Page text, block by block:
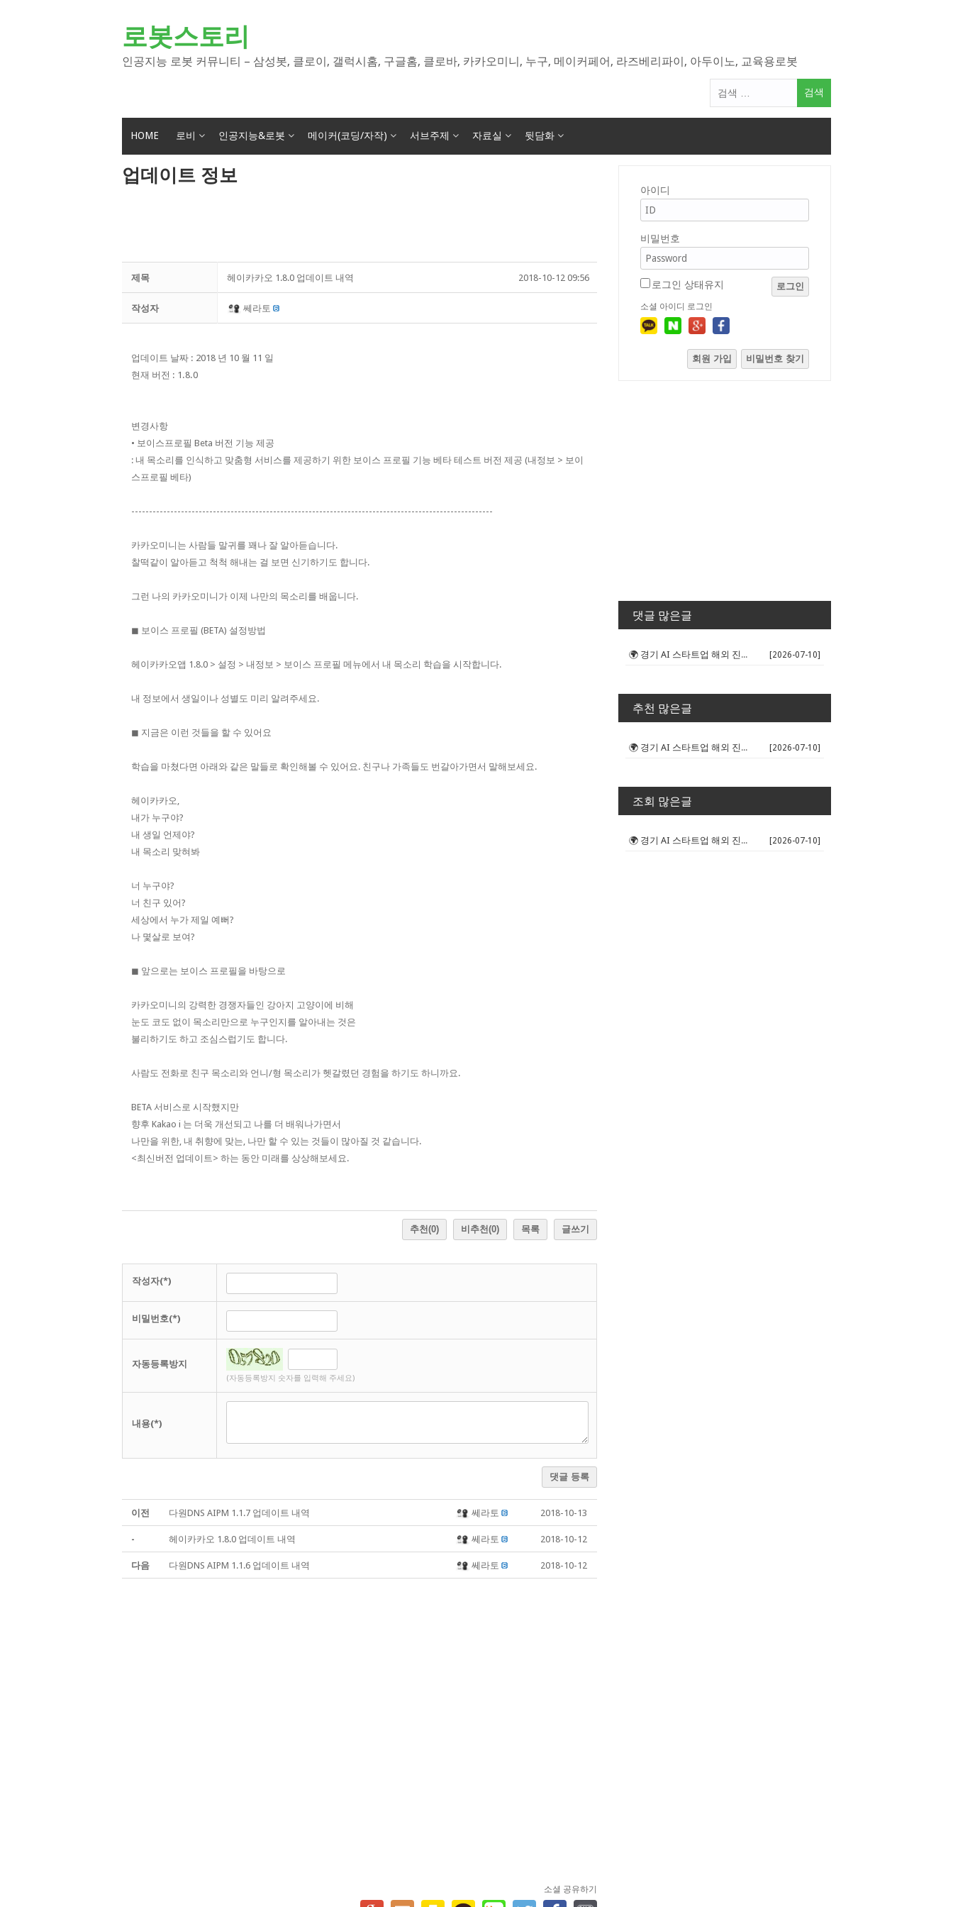
로봇스토리
인공지능 로봇 커뮤니티 – 삼성봇, 클로이, 갤럭시홈, 구글홈, 클로바, 카카오미니, 누구, 메이커페어, 라즈베리파이, 아두이노, 교육용로봇
색
HOME 로비 인공지능&로봇 메이커(코딩/자작) 서브주제 자료실 뒷담화
업데이트 정보
제목 헤이카카오 1.8.0 업데이트 내역 2018-10-12 09:56
작성자 쎄라토
업데이트 날짜 : 2018 년 10 월 11 일
현재 버전 : 1.8.0
변경사항
• 보이스프로필 Beta 버전 기능 제공
: 내 목소리를 인식하고 맞춤형 서비스를 제공하기 위한 보이스 프로필 기능 베타 테스트 버전 제공 (내정보 > 보이
스프로필 베타)
------------------------------------------------------------------------------------------------------
카카오미니는 사람들 말귀를 꽤나 잘 알아듣습니다.
찰떡같이 알아듣고 척척 해내는 걸 보면 신기하기도 합니다.
그런 나의 카카오미니가 이제 나만의 목소리를 배웁니다.
◼︎ 보이스 프로필 (BETA) 설정방법
헤이카카오앱 1.8.0 > 설정 > 내정보 > 보이스 프로필 메뉴에서 내 목소리 학습을 시작합니다.
내 정보에서 생일이나 성별도 미리 알려주세요.
◼︎ 지금은 이런 것들을 할 수 있어요
학습을 마쳤다면 아래와 같은 말들로 확인해볼 수 있어요. 친구나 가족들도 번갈아가면서 말해보세요.
헤이카카오,
내가 누구야?
내 생일 언제야?
내 목소리 맞혀봐
너 누구야?
너 친구 있어?
세상에서 누가 제일 예뻐?
나 몇살로 보여?
◼︎ 앞으로는 보이스 프로필을 바탕으로
카카오미니의 강력한 경쟁자들인 강아지 고양이에 비해
눈도 코도 없이 목소리만으로 누구인지를 알아내는 것은
불리하기도 하고 조심스럽기도 합니다.
사람도 전화로 친구 목소리와 언니/형 목소리가 헷갈렸던 경험을 하기도 하니까요.
BETA 서비스로 시작했지만
향후 Kakao i 는 더욱 개선되고 나를 더 배워나가면서
나만을 위한, 내 취향에 맞는, 나만 할 수 있는 것들이 많아질 것 같습니다.
<최신버전 업데이트> 하는 동안 미래를 상상해보세요.
추천(0) 비추천(0) 목록 글쓰기
작성자(*)
비밀번호(*)
자동등록방지
(자동등록방지 숫자를 입력해 주세요)
내용(*)
댓글 등록
이전 다원DNS AIPM 1.1.7 업데이트 내역 쎄라토 2018-10-13
- 헤이카카오 1.8.0 업데이트 내역 쎄라토 2018-10-12
다음 다원DNS AIPM 1.1.6 업데이트 내역 쎄라토 2018-10-12
소셜 공유하기
아이디
비밀번호
로그인 상태유지 로그인
소셜 아이디 로그인
회원 가입 비밀번호 찾기
댓글 많은글
🌍 경기 AI 스타트업 해외 진출 판... [2026-07-10]
추천 많은글
🌍 경기 AI 스타트업 해외 진출 판... [2026-07-10]
조회 많은글
🌍 경기 AI 스타트업 해외 진출 판... [2026-07-10]